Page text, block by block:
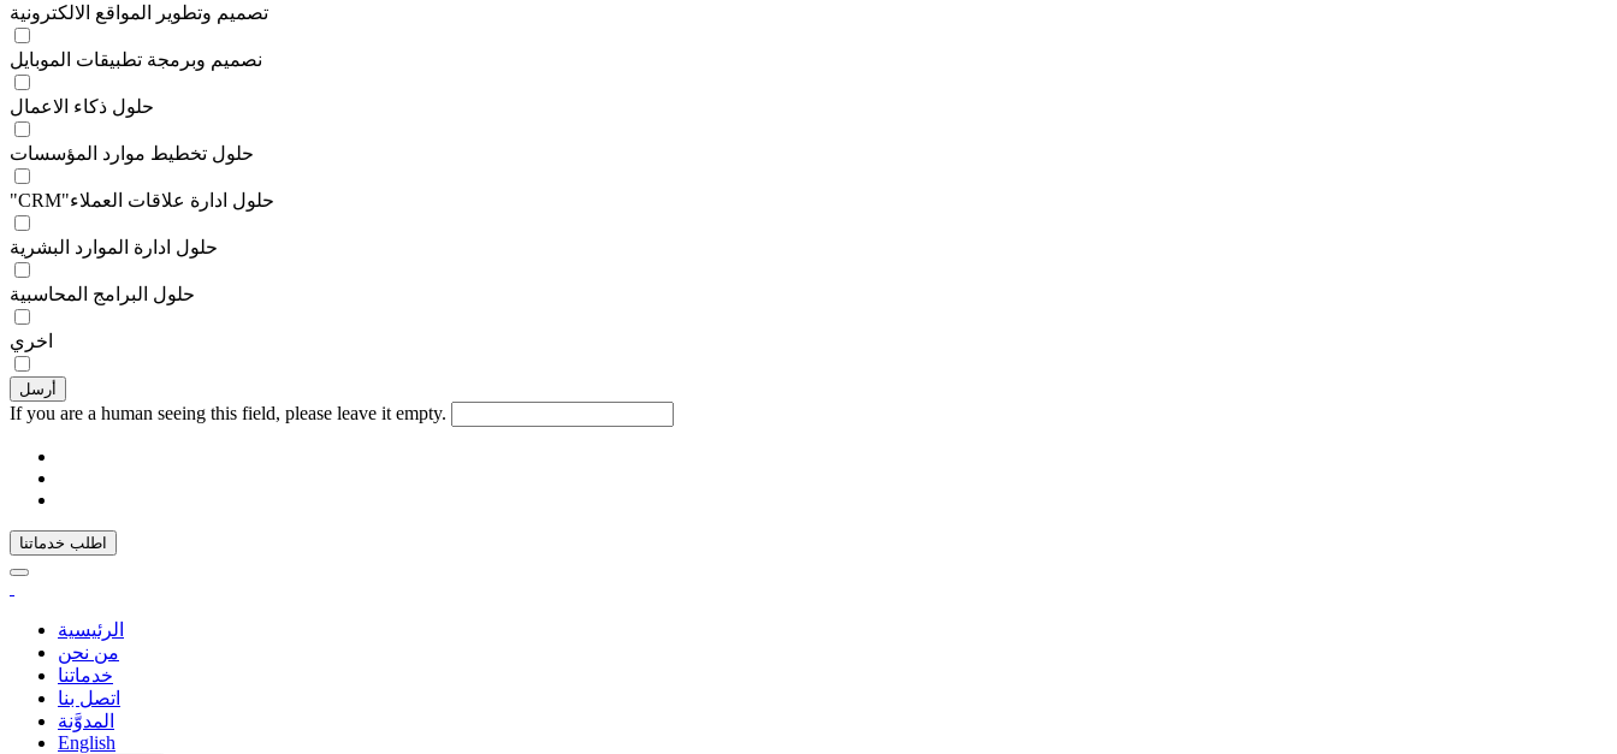
تصميم وتطوير المواقع الالكترونية
نصميم وبرمجة تطبيقات الموبايل
حلول ذكاء الاعمال
حلول تخطيط موارد المؤسسات
"CRM"حلول ادارة علاقات العملاء
حلول ادارة الموارد البشرية
حلول البرامج المحاسبية
اخري
If you are a human seeing this field, please leave it empty.
اطلب خدماتنا
الرئيسية
من نحن
خدماتنا
اتصل بنا
المدوَّنة
English